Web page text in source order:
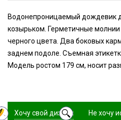
Водонепроницаемый дождевик
козырьком. Герметичные
черного цвета. Два боковых
заднем подоле. Съемная
Модель ростом 179 см, носит
Хочу свой дизайн
Не хочу